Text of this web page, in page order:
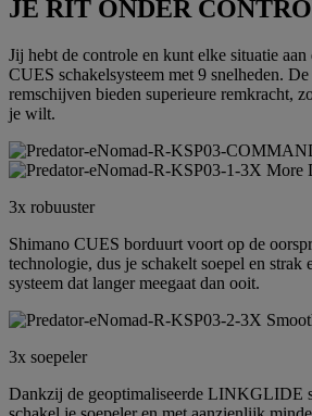
JE RIT ONDER
Jij hebt de controle en kunt elke situatie
CUES schakelsysteem met 9 snelheden.
remschijven bieden superieure remkracht,
je wilt.
3x robuuster
Shimano CUES borduurt voort op de
technologie, dus je schakelt soepel en strak
systeem dat langer meegaat dan ooit.
3x soepeler
Dankzij de geoptimaliseerde LINKGLIDE